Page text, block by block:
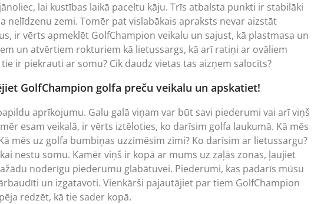
lai kustības laikā paceltu kāju. Trīs atbalsta punkti ir stabilāki
zemi. Tomēr pat vislabākais apraksts nevar aizstāt
ir vērts apmeklēt GolfChampion veikalu un sajust, kā plastmasa un
un atvērtiem rokturiem kā lietussargs, kā arī ratiņi ar ovāliem
ir piekrauti ar somu? Cik daudz vietas tas aizņem salocīts?
GolfChampion golfa preču veikalu un apskatiet!
aprīkojumu. Galu galā viņam var būt savi piederumi vai arī viņš
esam veikalā, ir vērts iztēloties, ko darīsim golfa laukumā. Kā mēs
mēs uz golfa bumbiņas uzzīmēsim zīmi? Ko darīsim ar lietussargu?
nestu somu. Kamēr viņš ir kopā ar mums uz zaļās zonas, ļaujiet
noderīgu piederumu glabātuvei. Piederumi, kas padarīs mūsu
un izgatavoti. Vienkārši pajautājiet par tiem GolfChampion
redzēt, kā tie sader kopā.